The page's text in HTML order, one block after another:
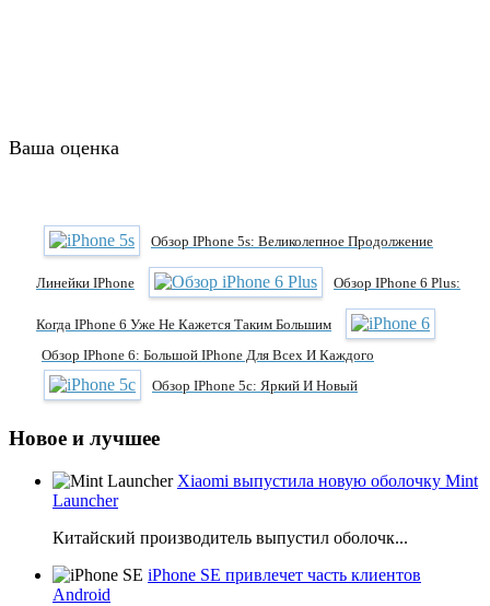
Ваша оценка
Обзор IPhone 5s: Великолепное Продолжение
Линейки IPhone Обзор IPhone 6 Plus:
Когда IPhone 6 Уже Не Кажется Таким Большим
Обзор IPhone 6: Большой IPhone Для Всех И Каждого
Обзор IPhone 5c: Яркий И Новый
Новое и лучшее
Xiaomi выпустила новую оболочку Mint
Launcher
Китайский производитель выпустил оболочк...
iPhone SE привлечет часть клиентов
Android